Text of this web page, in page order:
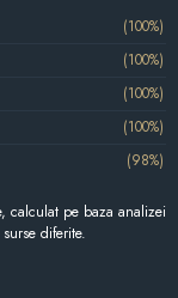
(100%)
(100%)
(100%)
(100%)
(98%)
calculat pe baza analizei
diferite.